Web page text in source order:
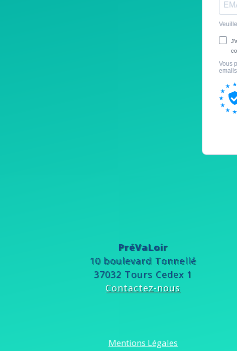
PréVaLoir
10 boulevard Tonnellé
37032 Tours Cedex 1
Contactez-nous
Mentions Légales